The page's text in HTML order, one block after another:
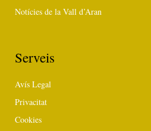
Notícies de la Vall d’Aran
Serveis
Avís Legal
Privacitat
Cookies